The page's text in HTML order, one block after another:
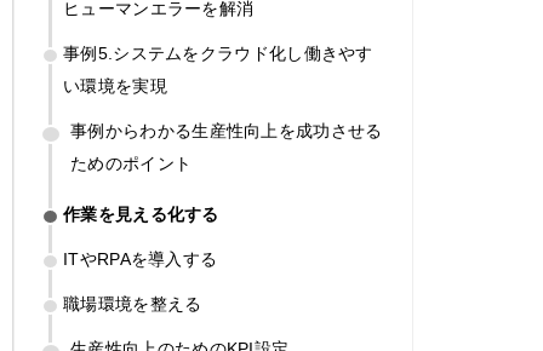
ヒューマンエラーを解消
事例5.システムをクラウド化し働きやす
い環境を実現
事例からわかる生産性向上を成功させる
ためのポイント
作業を見える化する
ITやRPAを導入する
職場環境を整える